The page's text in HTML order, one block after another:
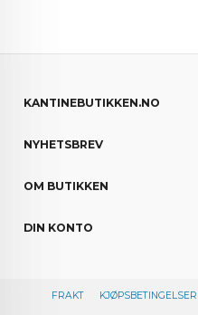
KANTINEBUTIKKEN.NO
NYHETSBREV
OM BUTIKKEN
DIN KONTO
FRAKT KJØPSBETINGELSER